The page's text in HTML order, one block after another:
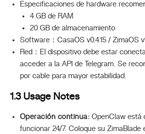
Especificaciones de hardware
4 GB de RAM
20 GB de almacenamiento
Software：CasaOS v0.4.15 / ZimaOS
Red：El dispositivo debe estar
acceder a la API de Telegram. Se
por cable para mayor estabilidad.
1.3 Usage Notes
Operación continua: OpenClaw está
funcionar 24/7. Coloque su ZimaBlade